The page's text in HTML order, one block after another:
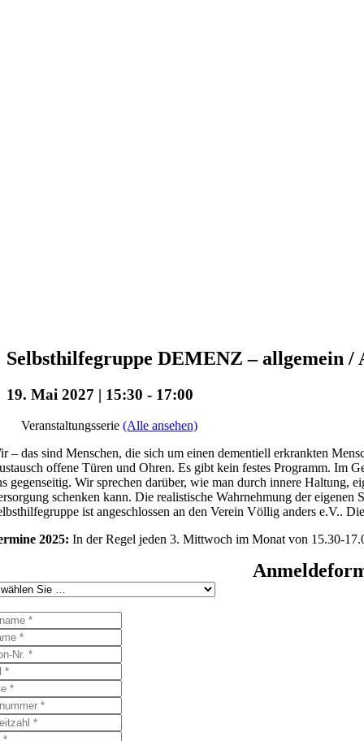
Selbsthilfegruppe DEMENZ – allgemein /
19. Mai 2027 | 15:30 - 17:00
Veranstaltungsserie (Alle ansehen)
– das sind Menschen, die sich um einen dementiell erkrankten
offene Türen und Ohren. Es gibt kein festes Programm. Im
gegenseitig. Wir sprechen darüber, wie man durch innere Haltung,
schenken kann. Die realistische Wahrnehmung der
ist angeschlossen an den Verein Völlig anders e.V..
2025: In der Regel jeden 3. Mittwoch im Monat von 15.30-